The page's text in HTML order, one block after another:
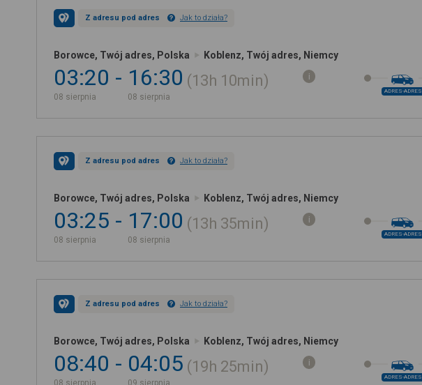
Z adresu pod adres Jak to działa?
Borowce, Twój adres, Polska Koblenz, Twój adres, Niemcy
03:20
08 sierpnia
16:30
08 sierpnia
13h 10min
ADRES-ADRES
Z adresu pod adres Jak to działa?
Borowce, Twój adres, Polska Koblenz, Twój adres, Niemcy
03:25
08 sierpnia
17:00
08 sierpnia
13h 35min
ADRES-ADRES
Z adresu pod adres Jak to działa?
Borowce, Twój adres, Polska Koblenz, Twój adres, Niemcy
08:40
08 sierpnia
04:05
09 sierpnia
19h 25min
ADRES-ADRES